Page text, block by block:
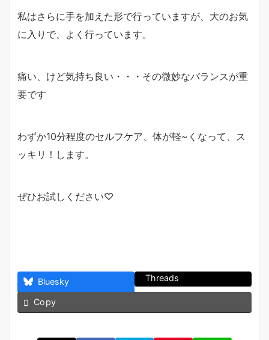
私はさらに手を加えた形で行っていますが、大のお気
に入りで、よく行っています。
痛い、けど気持ち良い・・・その微妙なバランスが重
要です
わずか10分程度のセルフケア、体が軽~くなって、ス
ッキリ！します。
ぜひお試しください♡
Bluesky Threads
Copy